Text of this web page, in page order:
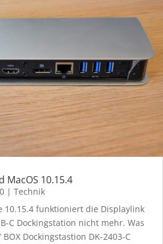
MacOS 10.15.4
| Technik
10.15.4 funktioniert die Displaylink
C Dockingstation nicht mehr. Was
Dockingstastion DK-2403-C